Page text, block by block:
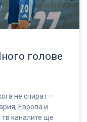
голове
не спират –
Европа и
тв каналите ще